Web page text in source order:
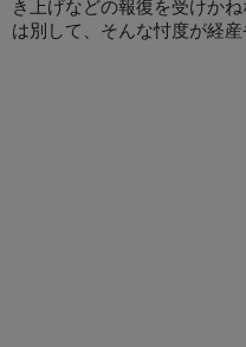
き上げなどの報復を受けか
は別して、そんな忖度が経